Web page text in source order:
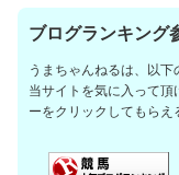
ブログランキング
うまちゃんねるは、以下
当サイトを気に入って
ーをクリックしてもらえ